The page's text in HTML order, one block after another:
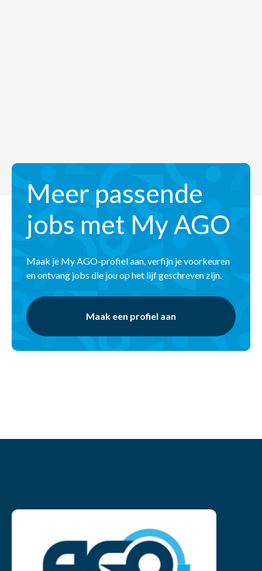
Meer passende
jobs met My AGO
Maak je My AGO-profiel aan, verfijn je voorkeuren
en ontvang jobs die jou op het lijf geschreven zijn.
Maak een profiel aan